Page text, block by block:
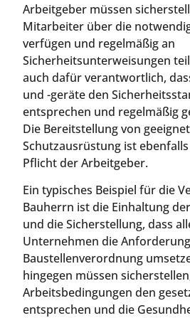
Arbeitgeber müssen
Mitarbeiter über die
verfügen und regelmäßig an
Sicherheitsunterweisungen
auch dafür verantwortlich,
und -geräte den
entsprechen und regelmäßig
Die Bereitstellung von
Schutzausrüstung ist
Pflicht der Arbeitgeber.
Ein typisches Beispiel für die
Bauherrn ist die Einhaltung
und die Sicherstellung, dass
Unternehmen die
Baustellenverordnung
hingegen müssen
Arbeitsbedingungen den
entsprechen und die